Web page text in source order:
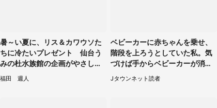
暑～い夏に、リス＆カワウソた
ちに冷たいプレゼント 仙台う
みの杜水族館の企画がやさしい
【7／31～8／23】
福田 週人
ベビーカーに赤ちゃんを乗せ、
階段を上ろうとしていた私。気
づけば手からベビーカーが消え
ていて（神奈川県・60代女性）
Jタウンネット読者